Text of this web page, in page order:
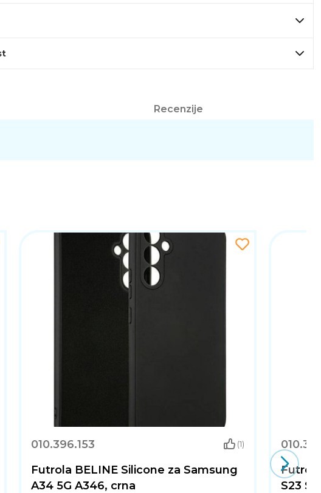
Recenzije
010.396.153 (1)
Futrola BELINE Silicone za Samsung
A34 5G A346, crna
S23